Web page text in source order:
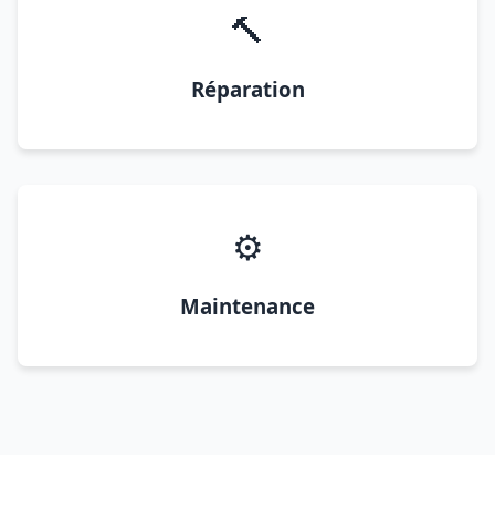
🔨
Réparation
⚙️
Maintenance